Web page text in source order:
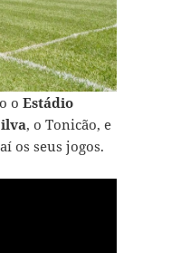
o Estádio
, o Tonicão, e
os seus jogos.